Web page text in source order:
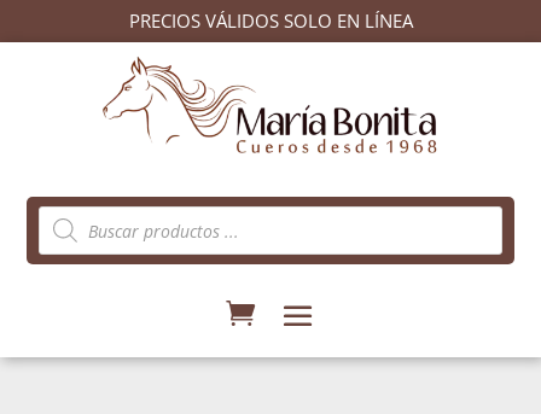
PRECIOS VÁLIDOS SOLO EN LÍNEA
Búsqueda
de
productos